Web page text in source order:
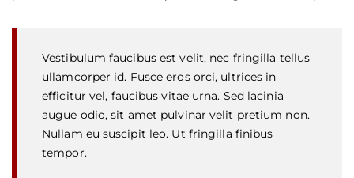
Vestibulum faucibus est velit, nec fringilla tellus
ullamcorper id. Fusce eros orci, ultrices in
efficitur vel, faucibus vitae urna. Sed lacinia
augue odio, sit amet pulvinar velit pretium non.
Nullam eu suscipit leo. Ut fringilla finibus
tempor.